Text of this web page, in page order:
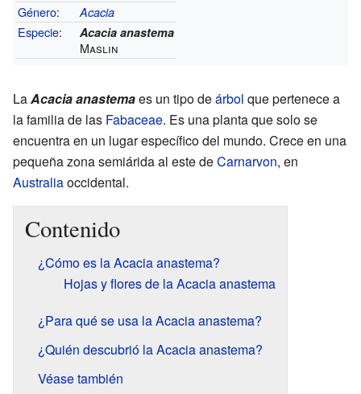
Género: Acacia
Especie: Acacia anastema
Maslin
LaAcacia anastemaes un tipo deárbol que pertenece a
la familia de las Fabaceae. Es una planta que solo se
encuentra en un lugar específico del mundo. Crece en una
pequeña zona semiárida al este deCarnarvon, en
Australiaoccidental.
Contenido
¿Cómo es la Acacia anastema?
Hojas y flores de la Acacia anastema
¿Para qué se usa la Acacia anastema?
¿Quién descubrió la Acacia anastema?
Véase también